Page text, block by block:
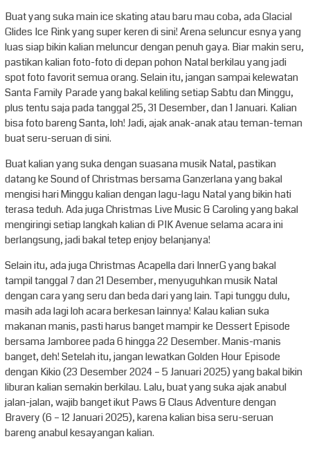
Buat yang suka main ice skating atau baru mau coba, ada Glacial
Glides Ice Rink yang super keren di sini! Arena seluncur esnya yang
luas siap bikin kalian meluncur dengan penuh gaya. Biar makin seru,
pastikan kalian foto-foto di depan pohon Natal berkilau yang jadi
spot foto favorit semua orang. Selain itu, jangan sampai kelewatan
Santa Family Parade yang bakal keliling setiap Sabtu dan Minggu,
plus tentu saja pada tanggal 25, 31 Desember, dan 1 Januari. Kalian
bisa foto bareng Santa, loh! Jadi, ajak anak-anak atau teman-teman
buat seru-seruan di sini.
Buat kalian yang suka dengan suasana musik Natal, pastikan
datang ke Sound of Christmas bersama Ganzerlana yang bakal
mengisi hari Minggu kalian dengan lagu-lagu Natal yang bikin hati
terasa teduh. Ada juga Christmas Live Music & Caroling yang bakal
mengiringi setiap langkah kalian di PIK Avenue selama acara ini
berlangsung, jadi bakal tetep enjoy belanjanya!
Selain itu, ada juga Christmas Acapella dari InnerG yang bakal
tampil tanggal 7 dan 21 Desember, menyuguhkan musik Natal
dengan cara yang seru dan beda dari yang lain. Tapi tunggu dulu,
masih ada lagi loh acara berkesan lainnya! Kalau kalian suka
makanan manis, pasti harus banget mampir ke Dessert Episode
bersama Jamboree pada 6 hingga 22 Desember. Manis-manis
banget, deh! Setelah itu, jangan lewatkan Golden Hour Episode
dengan Kikio (23 Desember 2024 – 5 Januari 2025) yang bakal bikin
liburan kalian semakin berkilau. Lalu, buat yang suka ajak anabul
jalan-jalan, wajib banget ikut Paws & Claus Adventure dengan
Bravery (6 – 12 Januari 2025), karena kalian bisa seru-seruan
bareng anabul kesayangan kalian.